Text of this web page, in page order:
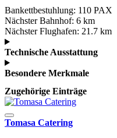
Bankettbestuhlung: 110 PAX
Nächster Bahnhof: 6 km
Nächster Flughafen: 21.7 km
Technische Ausstattung
Besondere Merkmale
Zugehörige Einträge
Tomasa Catering